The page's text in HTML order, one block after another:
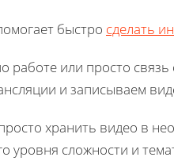
быстро сделать
или просто
и записываем
хранить видео в
уровня сложности и